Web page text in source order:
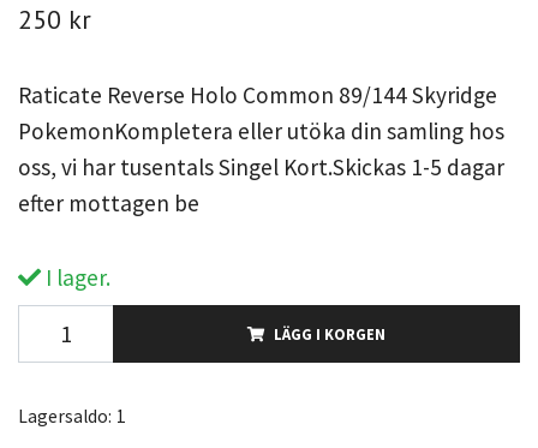
250 kr
Raticate Reverse Holo Common 89/144 Skyridge
PokemonKompletera eller utöka din samling hos
oss, vi har tusentals Singel Kort.Skickas 1-5 dagar
efter mottagen be
I lager.
LÄGG I KORGEN
Lagersaldo: 1